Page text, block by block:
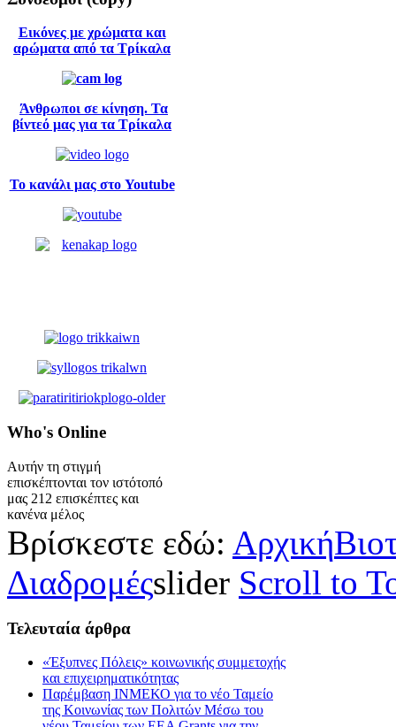
Εικόνες με χρώματα και
αρώματα από τα Τρίκαλα
Άνθρωποι σε κίνηση. Τα
βίντεό μας για τα Τρίκαλα
Το κανάλι μας στο Youtube
Who's Online
Αυτήν τη στιγμή
επισκέπτονται τον ιστότοπό
μας 212 επισκέπτες και
κανένα μέλος
Βρίσκεστε εδώ: Αρχική
Διαδρομέςslider Scroll to
Τελευταία άρθρα
«Έξυπνες Πόλεις» κοινωνικής συμμετοχής
και επιχειρηματικότητας
Παρέμβαση ΙΝΜΕΚΟ για το νέο Ταμείο
της Κοινωνίας των Πολιτών Μέσω του